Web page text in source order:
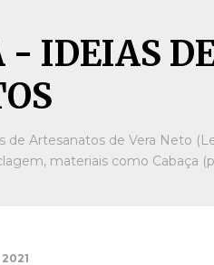
- IDEIAS
de Artesanatos de Vera Neto
materiais como Cabaça